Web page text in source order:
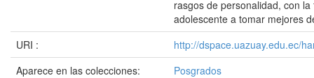
rasgos de personalidad, con
adolescente a tomar mejores
URI :
http://dspace.uazuay.edu.ec/
Aparece en las colecciones:
Posgrados